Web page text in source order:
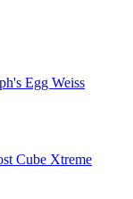
Egg Weiss
Cube Xtreme